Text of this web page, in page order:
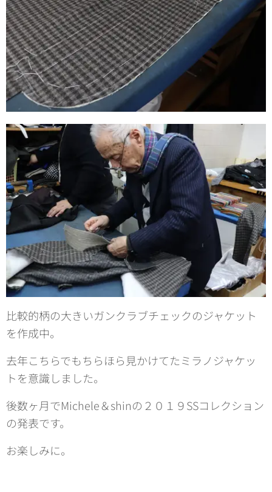
比較的柄の大きいガンクラブチェックのジャケット
を作成中。
去年こちらでもちらほら見かけてたミラノジャケッ
トを意識しました。
後数ヶ月でMichele＆shinの２０１９SSコレクション
の発表です。
お楽しみに。